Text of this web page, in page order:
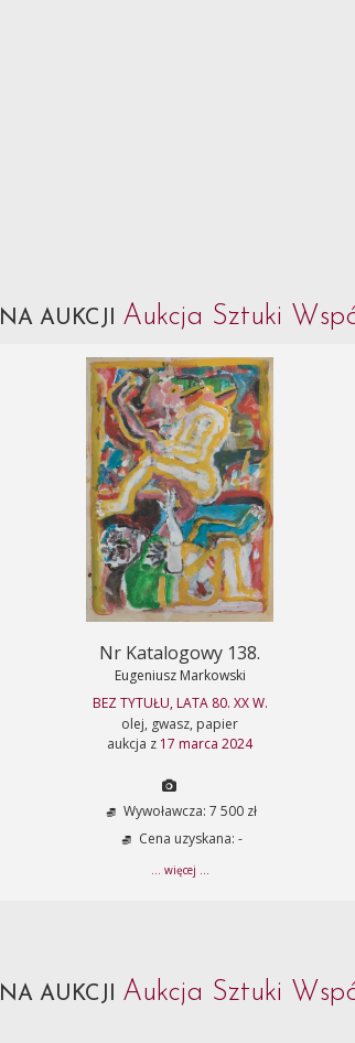
NA AUKCJI Aukcja Sztuki
Nr Katalogowy 138.
Eugeniusz Markowski
BEZ TYTUŁU, LATA 80. XX W.
olej, gwasz, papier
aukcja z 17 marca 2024
Wywoławcza: 7 500 zł
Cena uzyskana: -
... więcej ...
NA AUKCJI Aukcja Sztuki